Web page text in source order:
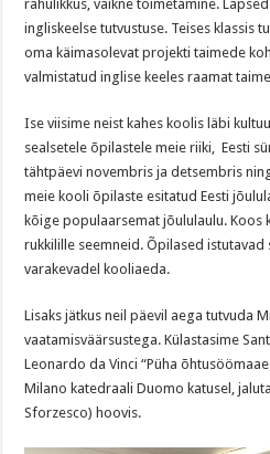
rahulikkus, vaikne toimetamine.
ingliskeelse tutvustuse. Teises klassis
oma käimasolevat projekti taimede
valmistatud inglise keeles raamat
Ise viisime neist kahes koolis läbi
sealsetele õpilastele meie riiki, Eesti
tähtpäevi novembris ja detsembris
meie kooli õpilaste esitatud Eesti
kõige populaarsemat jõululaulu. Koos
rukkilille seemneid. Õpilased istutavad
varakevadel kooliaeda.
Lisaks jätkus neil päevil aega tutvuda
vaatamisväärsustega. Külastasime
Leonardo da Vinci “Püha
Milano katedraali Duomo katusel,
Sforzesco) hoovis.